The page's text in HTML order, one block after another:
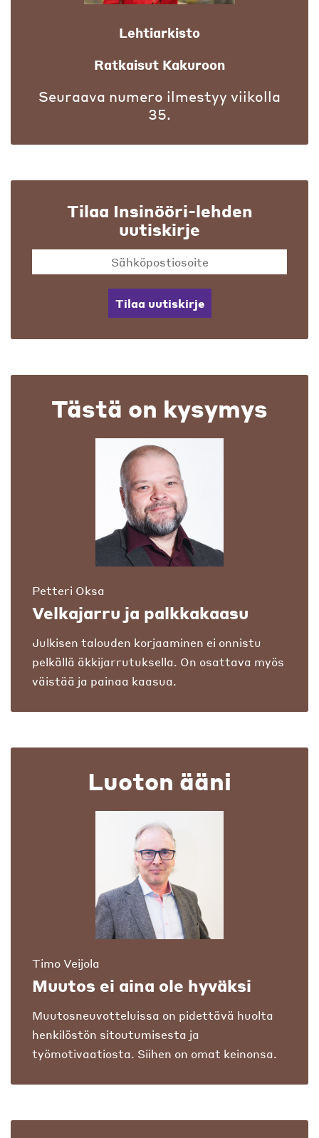
Lehtiarkisto
Ratkaisut Kakuroon
Seuraava numero ilmestyy viikolla
35.
Tilaa Insinööri-lehden
uutiskirje
Tilaa uutiskirje
Tästä on kysymys
Petteri Oksa
Velkajarru ja palkkakaasu
Julkisen talouden korjaaminen ei onnistu
pelkällä äkkijarrutuksella. On osattava myös
väistää ja painaa kaasua.
Luoton ääni
Timo Veijola
Muutos ei aina ole hyväksi
Muutosneuvotteluissa on pidettävä huolta
henkilöstön sitoutumisesta ja
työmotivaatiosta. Siihen on omat keinonsa.